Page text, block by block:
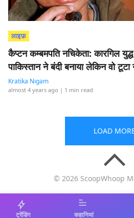
लाइफ़
कैप्टन कम्बमपति नचिकेता: कारगिल
पाकिस्तान ने बंदी बनाया लेकिन वो टूटा
Kratika Nigam
almost 4 years ago | 1 min read
LOAD
© 2026 ScoopWhoop
ट्रेंडिंग कहानियां